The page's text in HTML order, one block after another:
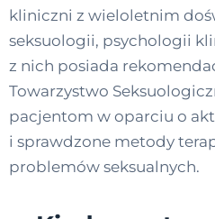
kliniczni z wieloletnim
seksuologii, psychologii
z nich posiada
Towarzystwo
pacjentom w oparciu o
i sprawdzone metody
problemów seksualnych.